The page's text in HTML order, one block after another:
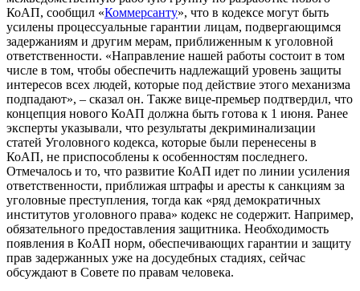
КоАП, сообщил «Коммерсанту», что в кодексе могут быть
усилены процессуальные гарантии лицам, подвергающимся
задержаниям и другим мерам, приближенным к уголовной
ответственности. «Направление нашей работы состоит в том
числе в том, чтобы обеспечить надлежащий уровень защиты
интересов всех людей, которые под действие этого механизма
подпадают», – сказал он. Также вице-премьер подтвердил, что
концепция нового КоАП должна быть готова к 1 июня. Ранее
эксперты указывали, что результаты декриминализации
статей Уголовного кодекса, которые были перенесены в
КоАП, не приспособлены к особенностям последнего.
Отмечалось и то, что развитие КоАП идет по линии усиления
ответственности, приближая штрафы и аресты к санкциям за
уголовные преступления, тогда как «ряд демократичных
институтов уголовного права» кодекс не содержит. Например,
обязательного предоставления защитника. Необходимость
появления в КоАП норм, обеспечивающих гарантии и защиту
прав задержанных уже на досудебных стадиях, сейчас
обсуждают в Совете по правам человека.